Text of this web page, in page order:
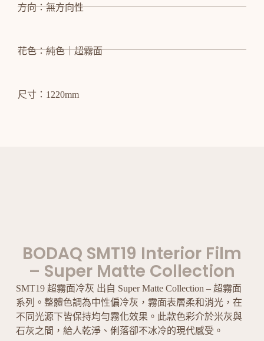
方向：無方向性
花色：純色｜超霧面
尺寸：1220mm
BODAQ SMT19 Interior Film
– Super Matte Collection
SMT19 超霧面冷灰 出自 Super Matte Collection – 超霧面
系列。整體色調為中性偏冷灰，霧面表層柔和消光，在
不同光源下皆保持均勻霧化效果。此款色彩介於米灰與
石灰之間，給人乾淨、俐落卻不冰冷的現代感受。